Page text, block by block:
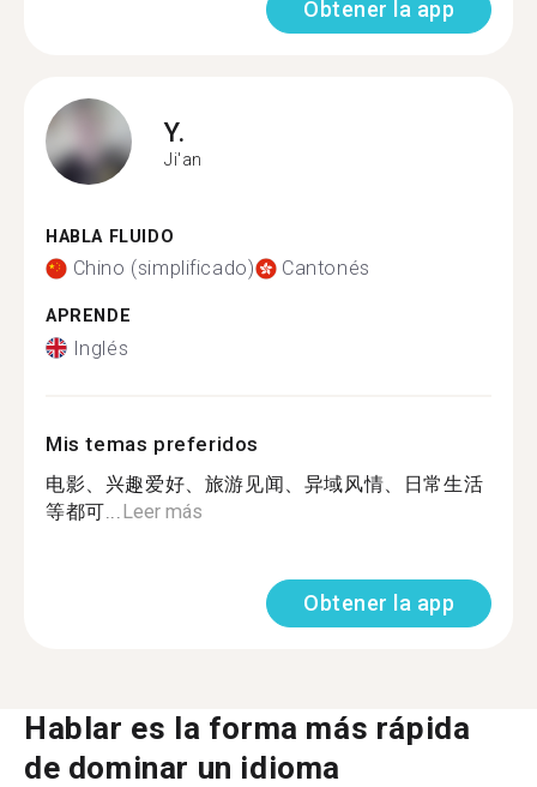
Obtener la app
Y.
Ji'an
HABLA FLUIDO
Chino (simplificado) Cantonés
APRENDE
Inglés
Mis temas preferidos
电影、兴趣爱好、旅游见闻、异域风情、日常生活
等都可... Leer más
Obtener la app
Hablar es la forma más rápida
de dominar un idioma